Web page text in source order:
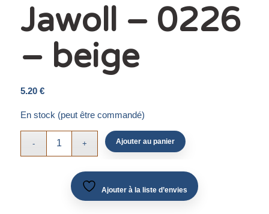
Jawoll – 0226
– beige
5.20 €
En stock (peut être commandé)
Ajouter au panier
Ajouter à la liste d’envies